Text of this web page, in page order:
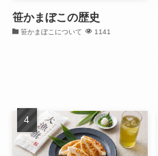
笹かまぼこの歴史
笹かまぼこについて 1141